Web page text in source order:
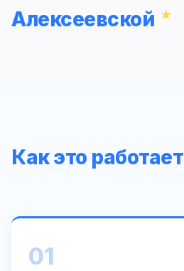
Алексеевской
Как это работает
01